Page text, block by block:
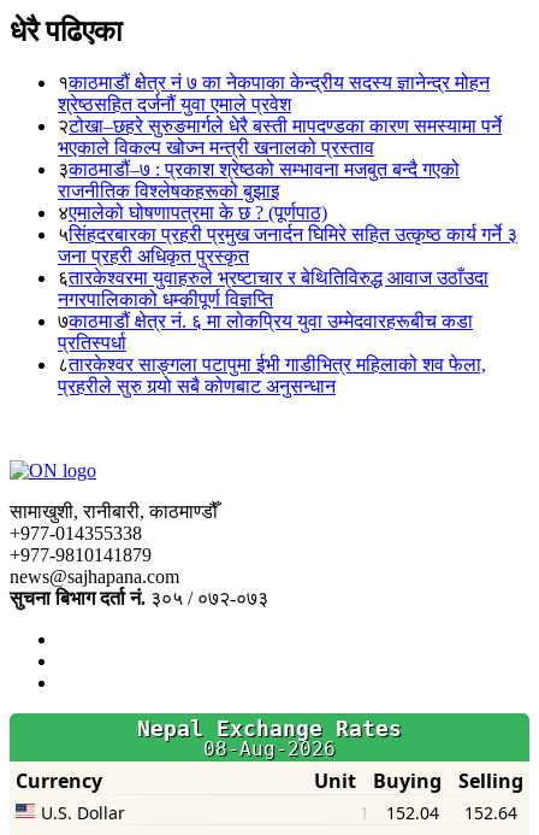
धेरै पढिएका
१काठमाडौं क्षेत्र नं ७ का नेकपाका केन्द्रीय सदस्य ज्ञानेन्द्र मोहन
श्रेष्ठसहित दर्जनौं युवा एमाले प्रवेश
२टोखा–छहरे सुरुङमार्गले धेरै बस्ती मापदण्डका कारण समस्यामा पर्ने
भएकाले विकल्प खोज्न मन्त्री खनालको प्रस्ताव
३काठमाडौं–७ : प्रकाश श्रेष्ठको सम्भावना मजबुत बन्दै गएको
राजनीतिक विश्लेषकहरूको बुझाइ
४एमालेको घोषणापत्रमा के छ ? (पूर्णपाठ)
५सिंहदरबारका प्रहरी प्रमुख जनार्दन घिमिरे सहित उत्कृष्ठ कार्य गर्ने ३
जना प्रहरी अधिकृत पुरस्कृत
६तारकेश्वरमा युवाहरुले भ्रष्टाचार र बेथितिविरुद्ध आवाज उठाँउदा
नगरपालिकाको धम्कीपूर्ण विज्ञप्ति
७काठमाडौं क्षेत्र नं. ६ मा लोकप्रिय युवा उम्मेदवारहरूबीच कडा
प्रतिस्पर्धा
८तारकेश्वर साङ्गला पटापुमा ईभी गाडीभित्र महिलाको शव फेला,
प्रहरीले सुरु गर्‍यो सबै कोणबाट अनुसन्धान
सामाखुशी, रानीबारी, काठमाण्डौँ
+977-014355338
+977-9810141879
news@sajhapana.com
सुचना बिभाग दर्ता नं. ३०५ / ०७२-०७३